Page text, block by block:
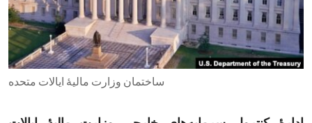
ENVIRONMENT AND HEALTH
IDEALS AND INSTITUTIONS
ساختمان وزارت مالیۀ ایالات متحده